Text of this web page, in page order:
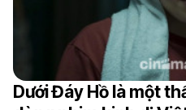
Dưới Đáy Hồ là một